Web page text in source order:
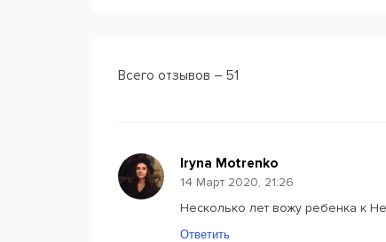
Всего отзывов – 51
Iryna Motrenko
14 Март 2020, 21:26
Несколько лет вожу ребенка к
Ответить